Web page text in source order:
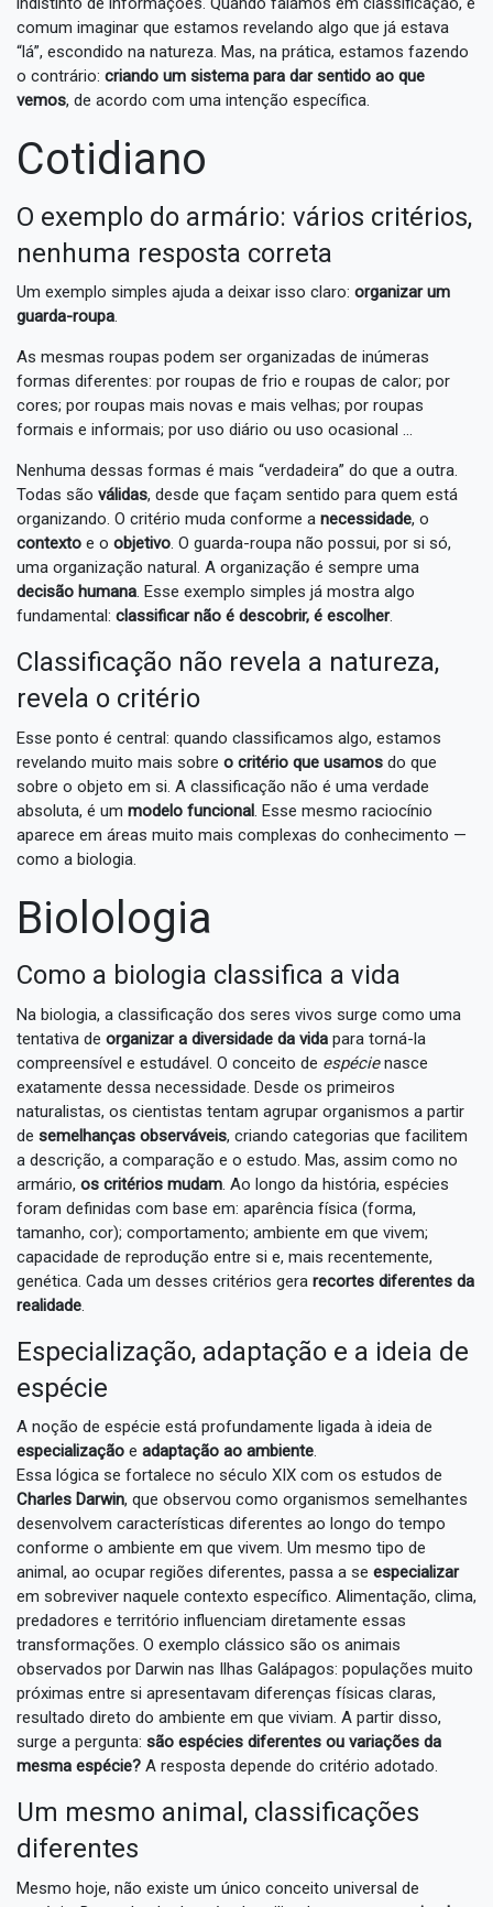
comum imaginar que estamos revelando algo que já estava
“lá”, escondido na natureza. Mas, na prática, estamos fazendo
o contrário: criando um sistema para dar sentido ao que
vemos, de acordo com uma intenção específica.
Cotidiano
O exemplo do armário: vários critérios,
nenhuma resposta correta
Um exemplo simples ajuda a deixar isso claro: organizar um
guarda-roupa.
As mesmas roupas podem ser organizadas de inúmeras
formas diferentes: por roupas de frio e roupas de calor; por
cores; por roupas mais novas e mais velhas; por roupas
formais e informais; por uso diário ou uso ocasional ...
Nenhuma dessas formas é mais “verdadeira” do que a outra.
Todas são válidas, desde que façam sentido para quem está
organizando. O critério muda conforme a necessidade, o
contexto e o objetivo. O guarda-roupa não possui, por si só,
uma organização natural. A organização é sempre uma
decisão humana. Esse exemplo simples já mostra algo
fundamental: classificar não é descobrir, é escolher.
Classificação não revela a natureza,
revela o critério
Esse ponto é central: quando classificamos algo, estamos
revelando muito mais sobre o critério que usamos do que
sobre o objeto em si. A classificação não é uma verdade
absoluta, é um modelo funcional . Esse mesmo raciocínio
aparece em áreas muito mais complexas do conhecimento —
como a biologia.
Biolologia
Como a biologia classifica a vida
Na biologia, a classificação dos seres vivos surge como uma
tentativa de organizar a diversidade da vida para torná-la
compreensível e estudável. O conceito de espécienasce
exatamente dessa necessidade. Desde os primeiros
naturalistas, os cientistas tentam agrupar organismos a partir
de semelhanças observáveis, criando categorias que facilitem
a descrição, a comparação e o estudo. Mas, assim como no
armário, os critérios mudam . Ao longo da história, espécies
foram definidas com base em: aparência física (forma,
tamanho, cor); comportamento; ambiente em que vivem;
capacidade de reprodução entre si e, mais recentemente,
genética. Cada um desses critérios gera recortes diferentes da
realidade
Especialização, adaptação e a ideia de
espécie
A noção de espécie está profundamente ligada à ideia de
especialização e adaptação ao ambiente.
Essa lógica se fortalece no século XIX com os estudos de
Charles Darwin, que observou como organismos semelhantes
desenvolvem características diferentes ao longo do tempo
conforme o ambiente em que vivem. Um mesmo tipo de
animal, ao ocupar regiões diferentes, passa a se especializar
em sobreviver naquele contexto específico. Alimentação, clima,
predadores e território influenciam diretamente essas
transformações. O exemplo clássico são os animais
observados por Darwin nas Ilhas Galápagos: populações muito
próximas entre si apresentavam diferenças físicas claras,
resultado direto do ambiente em que viviam. A partir disso,
surge a pergunta: são espécies diferentes ou variações da
mesma espécie? A resposta depende do critério adotado.
Um mesmo animal, classificações
diferentes
Mesmo hoje, não existe um único conceito universal de